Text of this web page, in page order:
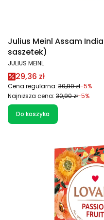
Julius Meinl Assam
saszetek)
PRODUCENT
JULIUS MEINL
Cena promocyjna
29,36 zł
Cena regularna: 30,90 zł-5%
Najniższa cena: 30,90 zł-5%
Do koszyka